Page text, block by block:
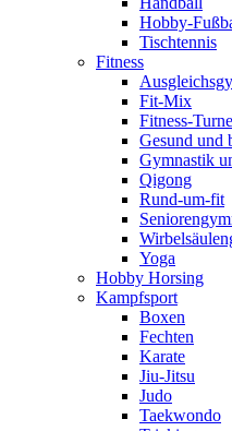
Hobby-
Tischtennis
Fitness
Fit-Mix
Fitness-
Gesund und
Gymnastik
Qigong
Rund-um-fit
Yoga
Hobby Horsing
Kampfsport
Boxen
Fechten
Karate
Jiu-Jitsu
Judo
Taekwondo